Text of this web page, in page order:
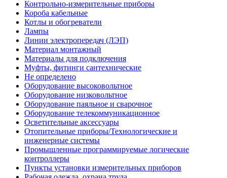
Контрольно-измерительные приборы
Короба кабельные
Котлы и обогреватели
Лампы
Линии электропередач (ЛЭП)
Материал монтажный
Материалы для подключения
Муфты, фитинги сантехнические
Не определено
Оборудование высоковольтное
Оборудование низковольтное
Оборудование паяльное и сварочное
Оборудование телекоммуникационное
Осветительные аксессуары
Отопительные приборы/Технологические и
инженерные системы
Промышленные программируемые логические
контроллеры
Пункты установки измерительных приборов